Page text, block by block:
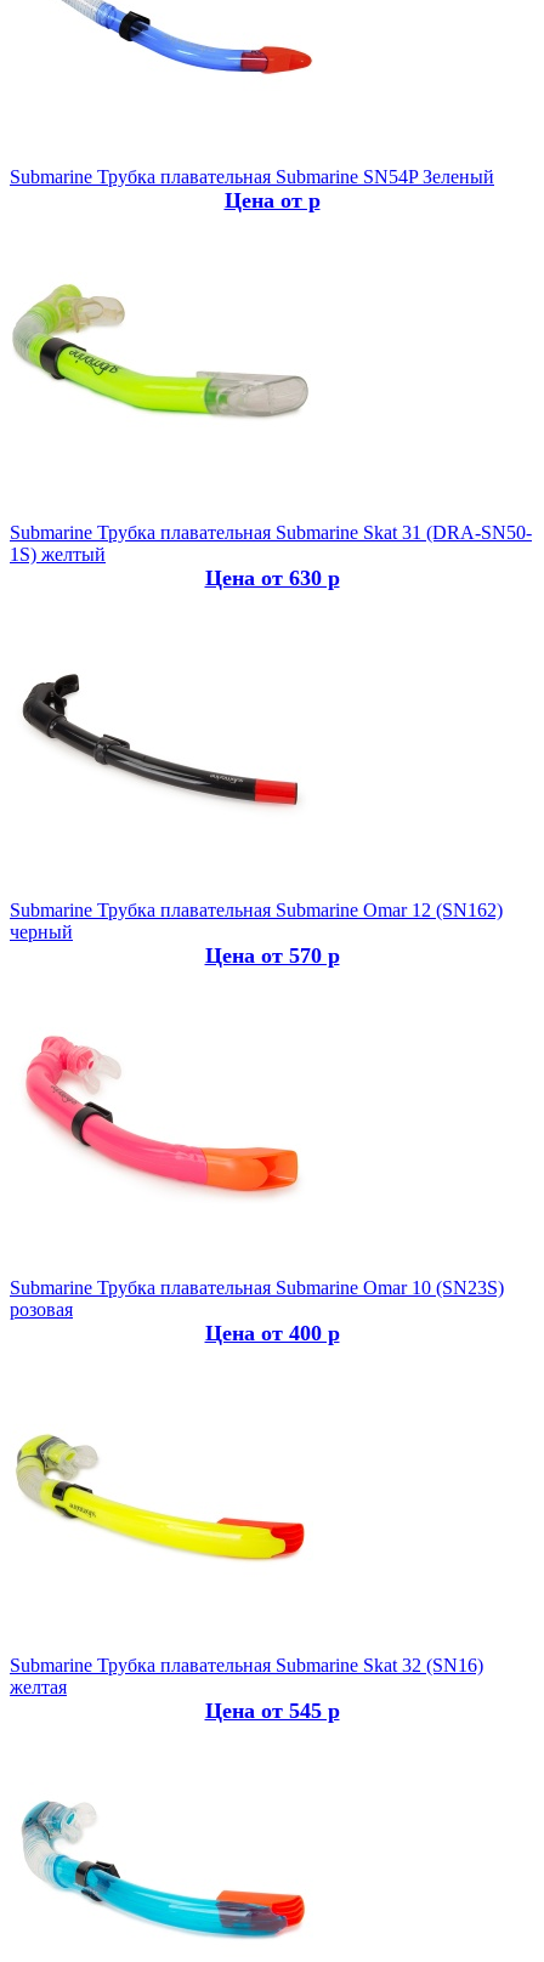
Submarine Трубка плавательная Submarine SN54P Зеленый
Цена от р
Submarine Трубка плавательная Submarine Skat 31 (DRA-SN50-
1S) желтый
Цена от 630 р
Submarine Трубка плавательная Submarine Omar 12 (SN162)
черный
Цена от 570 р
Submarine Трубка плавательная Submarine Omar 10 (SN23S)
розовая
Цена от 400 р
Submarine Трубка плавательная Submarine Skat 32 (SN16)
желтая
Цена от 545 р